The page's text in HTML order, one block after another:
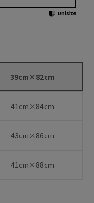
39cm×82cm
41cm×84cm
43cm×86cm
41cm×88cm